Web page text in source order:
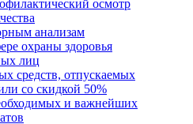
осмотр
анализам
охраны здоровья
лиц
средств, отпускаемых
со скидкой 50%
и важнейших